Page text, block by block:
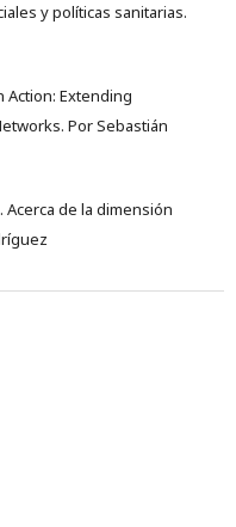
y políticas sanitarias.
Action: Extending
Por Sebastián
de la dimensión